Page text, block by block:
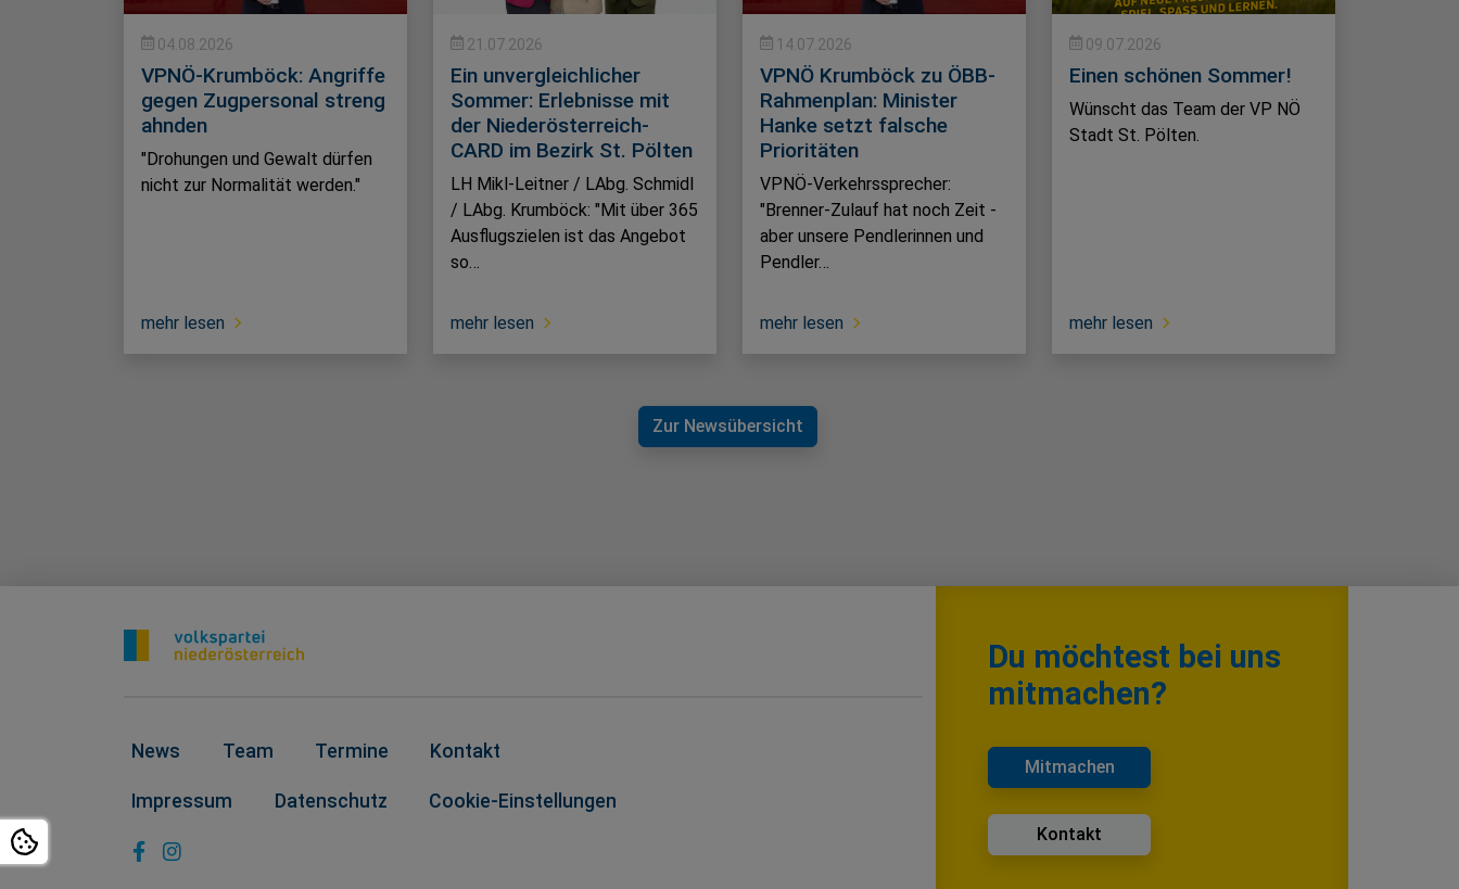
04.08.2026
VPNÖ-Krumböck: Angriffe
gegen Zugpersonal streng
ahnden
"Drohungen und Gewalt dürfen
nicht zur Normalität werden."
mehr lesen
21.07.2026
Ein unvergleichlicher
Sommer: Erlebnisse mit
der Niederösterreich-
CARD im Bezirk St. Pölten
LH Mikl-Leitner / LAbg. Schmidl
/ LAbg. Krumböck: "Mit über 365
Ausflugszielen ist das Angebot
so…
mehr lesen
14.07.2026
VPNÖ Krumböck zu ÖBB-
Rahmenplan: Minister
Hanke setzt falsche
Prioritäten
VPNÖ-Verkehrssprecher:
"Brenner-Zulauf hat noch Zeit -
aber unsere Pendlerinnen und
Pendler…
mehr lesen
09.07.2026
Einen schönen Sommer!
Wünscht das Team der VP NÖ
Stadt St. Pölten.
mehr lesen
Zur Newsübersicht
News Team Termine Kontakt
Impressum Datenschutz Cookie-Einstellungen
Du möchtest bei uns
mitmachen?
Mitmachen
Kontakt